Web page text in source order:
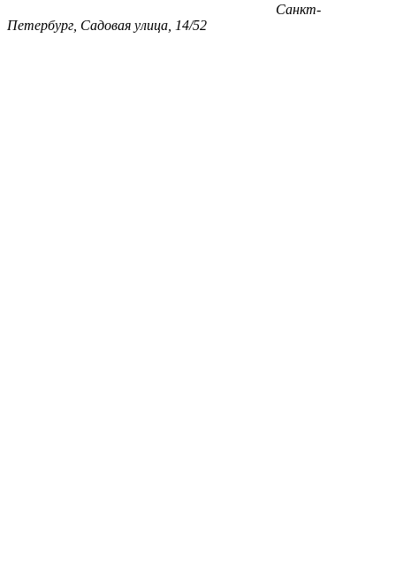
Санкт-
Петербург, Садовая улица, 14/52